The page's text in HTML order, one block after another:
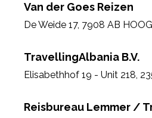
Van der Goes Reizen
De Weide 17, 7908 AB
TravellingAlbania B.V.
Elisabethhof 19 - Unit 218,
Reisbureau Lemmer /